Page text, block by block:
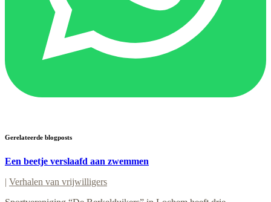
Gerelateerde blogposts
Een beetje verslaafd aan zwemmen
| Verhalen van vrijwilligers